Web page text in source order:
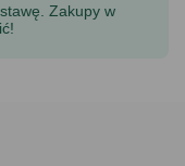
Zakupy w